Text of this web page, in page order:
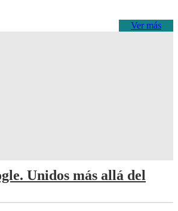
Ver más
Unidos más allá del